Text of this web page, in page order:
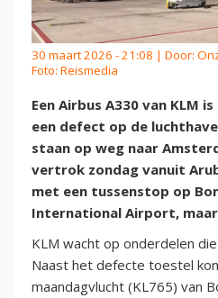
30 maart 2026 - 21:08 | Door:
Foto: Reismedia
Een Airbus A330 van KLM
een defect op de
staan op weg naar
vertrok zondag vanuit
met een tussenstop op
International Airport,
KLM wacht op onderdelen
Naast het defecte toestel
maandagvlucht (KL765) van